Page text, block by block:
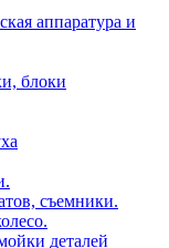
аппаратура и
блоки
съемники.
деталей